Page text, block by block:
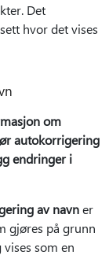
Det
hvor det vises
om
autokorrigering
endringer i
av navner
gjøres på grunn
som en